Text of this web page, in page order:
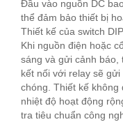
Đầu vào nguồn DC
thể đảm bảo thiết bị
Thiết kế của switch
Khi nguồn điện hoặc
sáng và gửi cảnh báo,
kết nối với relay sẽ
chóng. Thiết kế không
nhiệt độ hoạt động
tra tiêu chuẩn công